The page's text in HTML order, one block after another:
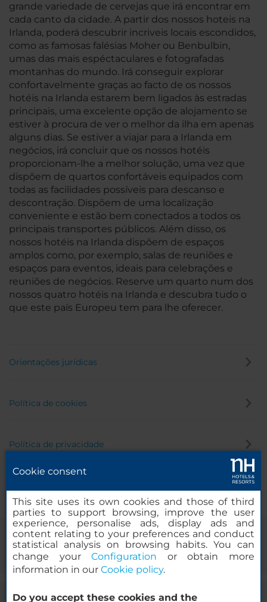
grande variedade de cervejas que irá encontrar em
cada canto da cidade. A partir dos nossos hoteis na
Irlanda, poderá descubrir incriveis locais escondidos,
como as famosas falésias Moher ou Benbulbin,
umas das mais espéctaculares e fotografadas
montanhas do mundo. Irá conseguir explorar
confortavelmente graças ao facto de os nossos
hotéis na Irlanda estarem bem ligados às estradas
principais, uma excelente opção de alojamento se
estiver à procura de ver o melhor da ilha em apenas
alguns dias. Se estiver a viajar para a Irlanda em
negócios, irá concluir que os nossos hotéis
proporcionam-lhe a melhor solução, uma vez que
dispõem de quartos confortáveis equipados com
todas as facilidades possíveis para descanso e
descontração. Dispõem de uma localização
conveniente e estão bem conectados a todos os
principais transportes públicos. Além disso, os
nossos hotéis na Irlanda dispõem de espaços
amplos como, por exemplo, salas de reuniões e
espaços para eventos, ideais para celebrações e
reuniões de negócios. Reserve um quarto num dos
nossos quatro hotéis na Irlanda e descubra tudo o
que este país Europeu tem para lhe oferecer.
Orientações jurídicas
Política de cookies
Política de privacidade
Cookie consent
This site uses its own cookies and those of third
parties to support browsing, improve the user
experience, personalise ads, display ads and
content relating to your preferences and conduct
statistical analysis on browsing habits. You can
change yourConfiguration or obtain more
information in our Cookie policy.
Do you accept these cookies and the